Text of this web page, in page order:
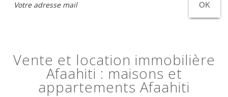
OK
Vente et location immobilière
Afaahiti : maisons et
appartements Afaahiti